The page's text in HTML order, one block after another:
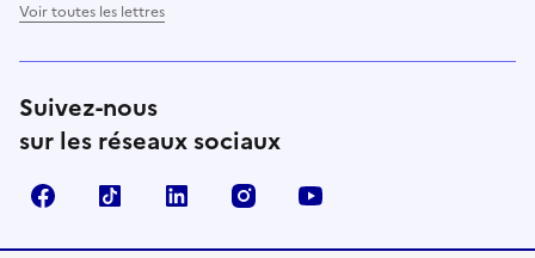
Voir toutes les lettres
Suivez-nous
sur les réseaux sociaux
FacebookTikTok LinkedIn Instagram